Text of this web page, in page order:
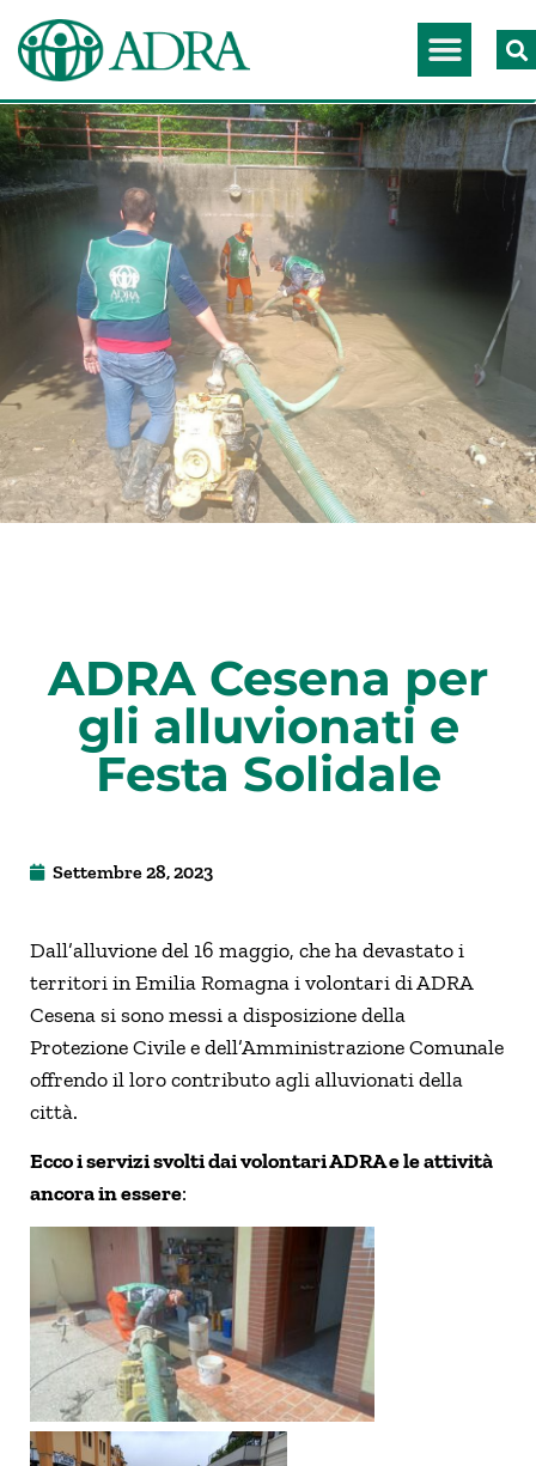
ADRA Cesena per
gli alluvionati e
Festa Solidale
Settembre 28, 2023
Dall’alluvione del 16 maggio, che ha devastato i
territori in Emilia Romagna i volontari di ADRA
Cesena si sono messi a disposizione della
Protezione Civile e dell’Amministrazione Comunale
offrendo il loro contributo agli alluvionati della
città.
Ecco i servizi svolti dai volontari ADRA e le attività
ancora in essere: